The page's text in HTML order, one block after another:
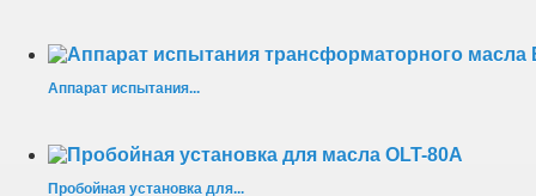
Аппарат испытания...
Пробойная установка для...